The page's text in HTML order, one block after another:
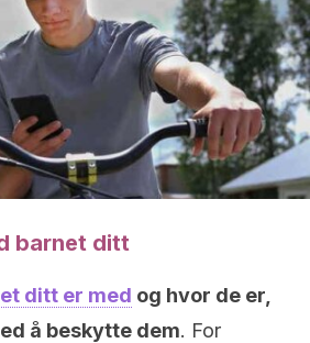
barnet ditt
ditt er med og hvor de er,
å beskytte dem. For